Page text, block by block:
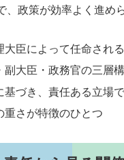
、政策が効率よく進め
大臣によって任命される
副大臣・政務官の三層
基づき、責任ある立場で
重さが特徴のひとつ